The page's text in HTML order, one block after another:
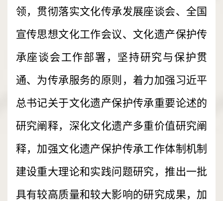
领，贯彻落实文化传承发展座谈会、全国
宣传思想文化工作会议、文化遗产保护传
承座谈会工作部署，坚持研究与保护贯
通、为传承服务的原则，着力加强习近平
总书记关于文化遗产保护传承重要论述的
研究阐释，深化文化遗产多重价值研究阐
释，加强文化遗产保护传承工作体制机制
建设重大理论和实践问题研究，推出一批
具有较高质量和较大影响的研究成果，加